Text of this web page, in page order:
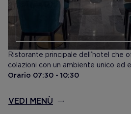
Ristorante principale dell’hotel che
colazioni con un ambiente unico ed
Orario 07:30 - 10:30
VEDI MENÙ